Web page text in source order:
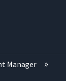
Manager